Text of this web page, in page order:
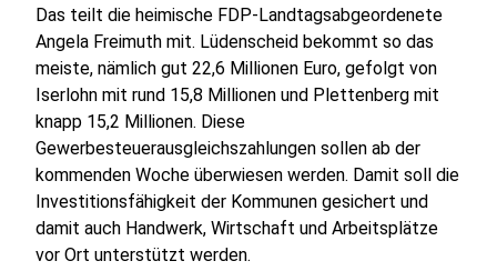
Das teilt die heimische FDP-Landtagsabgeordenete
Angela Freimuth mit. Lüdenscheid bekommt so das
meiste, nämlich gut 22,6 Millionen Euro, gefolgt von
Iserlohn mit rund 15,8 Millionen und Plettenberg mit
knapp 15,2 Millionen. Diese
Gewerbesteuerausgleichszahlungen sollen ab der
kommenden Woche überwiesen werden. Damit soll die
Investitionsfähigkeit der Kommunen gesichert und
damit auch Handwerk, Wirtschaft und Arbeitsplätze
vor Ort unterstützt werden.